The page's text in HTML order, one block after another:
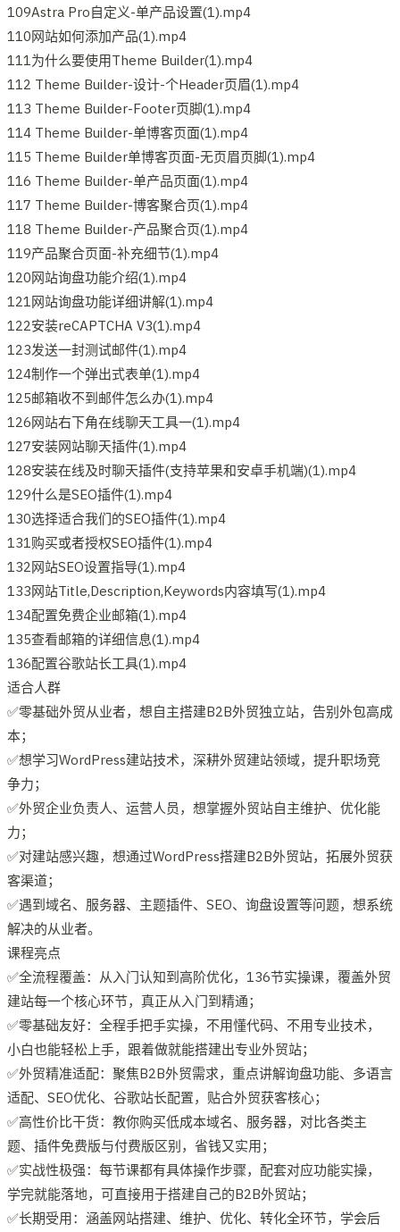
109Astra Pro自定义-单产品设置(1).mp4
110网站如何添加产品(1).mp4
111为什么要使用Theme Builder(1).mp4
112 Theme Builder-设计-个Header页眉(1).mp4
113 Theme Builder-Footer页脚(1).mp4
114 Theme Builder-单博客页面(1).mp4
115 Theme Builder单博客页面-无页眉页脚(1).mp4
116 Theme Builder-单产品页面(1).mp4
117 Theme Builder-博客聚合页(1).mp4
118 Theme Builder-产品聚合页(1).mp4
119产品聚合页面-补充细节(1).mp4
120网站询盘功能介绍(1).mp4
121网站询盘功能详细讲解(1).mp4
122安装reCAPTCHA V3(1).mp4
123发送一封测试邮件(1).mp4
124制作一个弹出式表单(1).mp4
125邮箱收不到邮件怎么办(1).mp4
126网站右下角在线聊天工具一(1).mp4
127安装网站聊天插件(1).mp4
128安装在线及时聊天插件(支持苹果和安卓手机端)(1).mp4
129什么是SEO插件(1).mp4
130选择适合我们的SEO插件(1).mp4
131购买或者授权SEO插件(1).mp4
132网站SEO设置指导(1).mp4
133网站Title,Description,Keywords内容填写(1).mp4
134配置免费企业邮箱(1).mp4
135查看邮箱的详细信息(1).mp4
136配置谷歌站长工具(1).mp4
适合人群
✅零基础外贸从业者，想自主搭建B2B外贸独立站，告别外包高成
本；
✅想学习WordPress建站技术，深耕外贸建站领域，提升职场竞
争力；
✅外贸企业负责人、运营人员，想掌握外贸站自主维护、优化能
力；
✅对建站感兴趣，想通过WordPress搭建B2B外贸站，拓展外贸获
客渠道；
✅遇到域名、服务器、主题插件、SEO、询盘设置等问题，想系统
解决的从业者。
课程亮点
✅全流程覆盖：从入门认知到高阶优化，136节实操课，覆盖外贸
建站每一个核心环节，真正从入门到精通；
✅零基础友好：全程手把手实操，不用懂代码、不用专业技术，
小白也能轻松上手，跟着做就能搭建出专业外贸站；
✅外贸精准适配：聚焦B2B外贸需求，重点讲解询盘功能、多语言
适配、SEO优化、谷歌站长配置，贴合外贸获客核心；
✅高性价比干货：教你购买低成本域名、服务器，对比各类主
题、插件免费版与付费版区别，省钱又实用；
✅实战性极强：每节课都有具体操作步骤，配套对应功能实操，
学完就能落地，可直接用于搭建自己的B2B外贸站；
✅长期受用：涵盖网站搭建、维护、优化、转化全环节，学会后